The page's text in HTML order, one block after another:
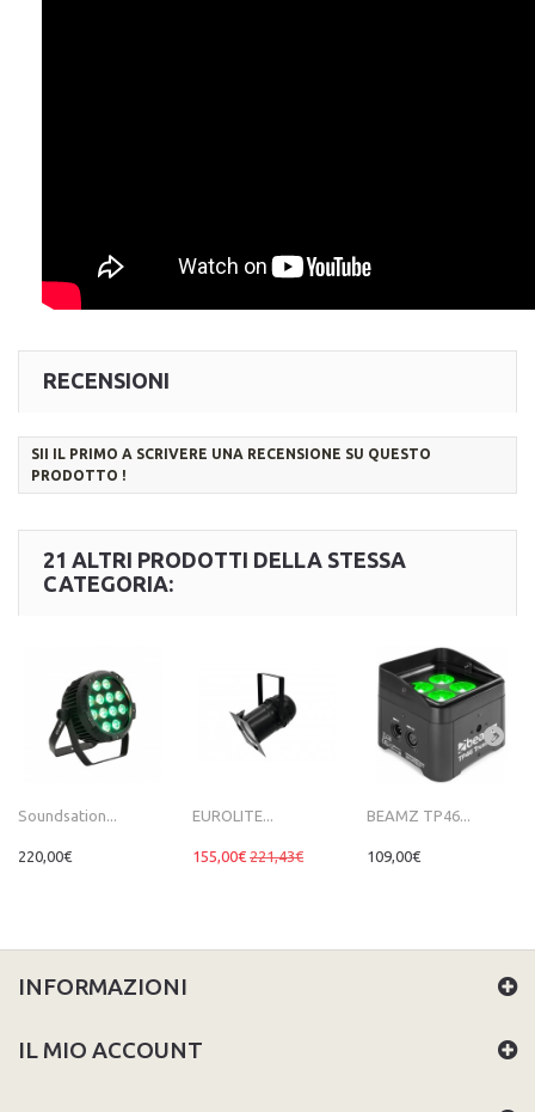
RECENSIONI
SII IL PRIMO A SCRIVERE UNA RECENSIONE SU QUESTO
PRODOTTO !
21 ALTRI PRODOTTI DELLA STESSA
CATEGORIA:
Soundsation...
220,00€
EUROLITE...
155,00€ 221,43€
BEAMZ TP46...
109,00€
INFORMAZIONI
IL MIO ACCOUNT